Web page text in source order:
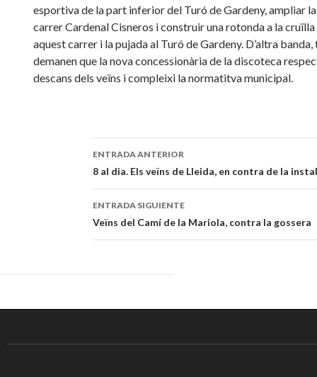
esportiva de la part inferior del Turó de Gardeny, ampliar
carrer Cardenal Cisneros i construir una rotonda a la
aquest carrer i la pujada al Turó de Gardeny. D’altra
demanen que la nova concessionària de la discoteca
descans dels veïns i compleixi la normatitva municipal.
Navegación
de
entradas
ENTRADA ANTERIOR
8 al dia. Els veïns de Lleida, en contra de la
ENTRADA SIGUIENTE
Veïns del Camí de la Mariola, contra la gossera